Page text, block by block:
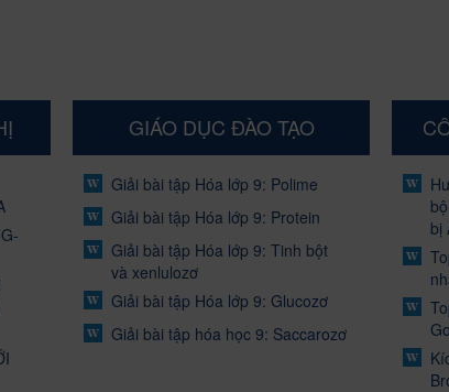
GIÁO DỤC ĐÀO TẠO
Giải bài tập Hóa lớp 9: Polime
Giải bài tập Hóa lớp 9: Protein
Giải bài tập Hóa lớp 9: Tinh bột
và xenlulozơ
Giải bài tập Hóa lớp 9: Glucozơ
Giải bài tập hóa học 9: Saccarozơ
bị